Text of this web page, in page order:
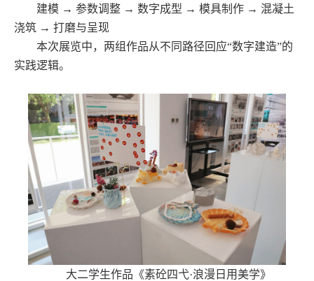
建模 → 参数调整 → 数字成型 → 模具制作 → 混凝土
浇筑 → 打磨与呈现
本次展览中，两组作品从不同路径回应“数字建造”的
实践逻辑。
大二学生作品《素砼四弋·浪漫日用美学》